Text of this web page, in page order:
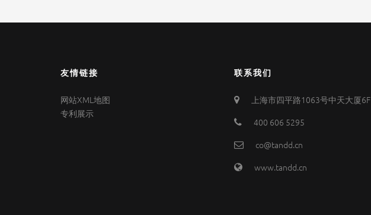
友情链接
网站XML地图
专利展示
联系我们
上海市四平路1063号中天大厦6F
400 606 5295
co@tandd.cn
www.tandd.cn